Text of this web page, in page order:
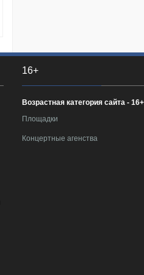
16+
Возрастная категория сайта -
Площадки
Концертные агенства